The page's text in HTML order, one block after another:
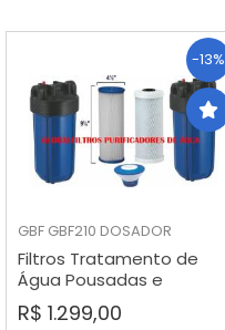
MAIS VENDIDOS
MENOR PREÇO
MAIOR PREÇO
-13%
GBF GBF210 DOSADOR
Filtros Tratamento de
Água Pousadas e
Fazendas GBF4200F
R$ 1.299,00